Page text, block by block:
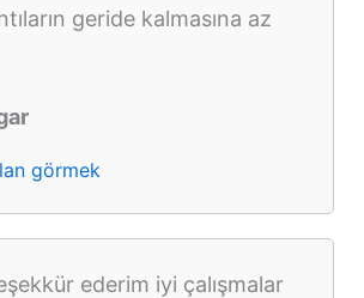
geride kalmasına az
görmek
ederim iyi çalışmalar